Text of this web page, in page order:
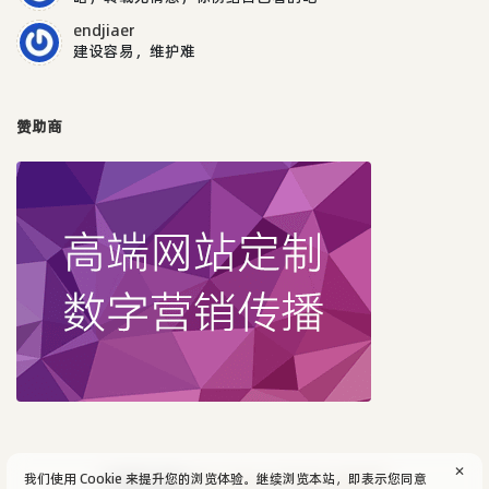
endjiaer
建设容易，维护难
赞助商
© 2004-2026aijun's blog/SiteMap.隐私政策
✕
我们使用 Cookie 来提升您的浏览体验。继续浏览本站，即表示您同意